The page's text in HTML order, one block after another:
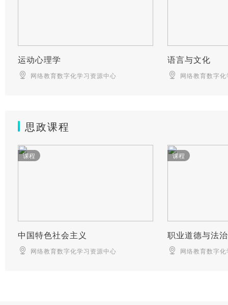
运动心理学
网络教育数字化学习资源中心
语言与文化
网络教育数字
思政课程
课程
中国特色社会主义
网络教育数字化学习资源中心
课程
职业道德与法治
网络教育数字